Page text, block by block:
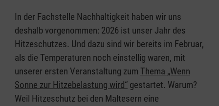
In der Fachstelle Nachhaltigkeit haben wir uns
deshalb vorgenommen: 2026 ist unser Jahr des
Hitzeschutzes. Und dazu sind wir bereits im Februar,
als die Temperaturen noch einstellig waren, mit
unserer ersten Veranstaltung zum Thema „Wenn
Sonne zur Hitzebelastung wird“ gestartet. Warum?
Weil Hitzeschutz bei den Maltesern eine